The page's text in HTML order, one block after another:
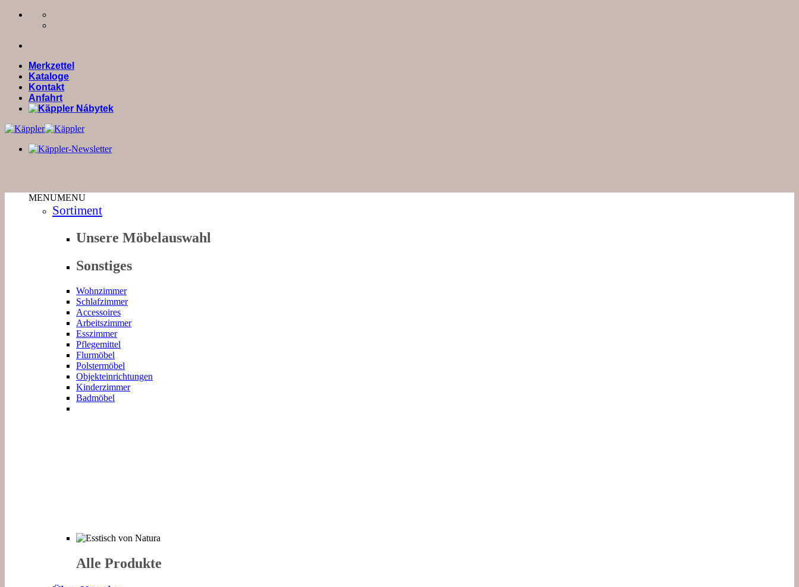
Zum
Merkzettel
Kataloge
Kontakt
Anfahrt
MENUMENU
Sortiment
Unsere Möbelauswahl
Sonstiges
Wohnzimmer
Schlafzimmer
Accessoires
Arbeitszimmer
Esszimmer
Pflegemittel
Flurmöbel
Polstermöbel
Objekteinrichtungen
Kinderzimmer
Badmöbel
Alle Produkte